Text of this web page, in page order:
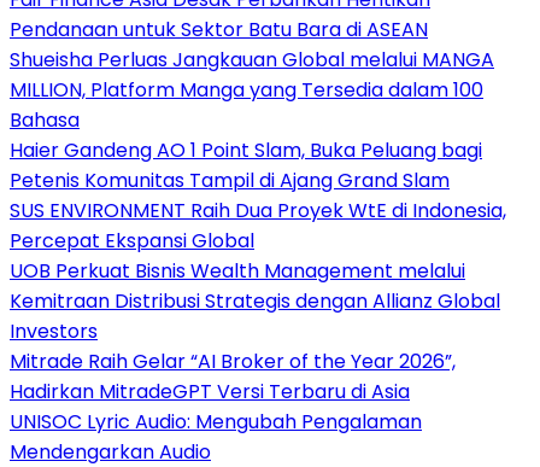
Pendanaan untuk Sektor Batu Bara di ASEAN
Shueisha Perluas Jangkauan Global melalui MANGA
MILLION, Platform Manga yang Tersedia dalam 100
Bahasa
Haier Gandeng AO 1 Point Slam, Buka Peluang bagi
Petenis Komunitas Tampil di Ajang Grand Slam
SUS ENVIRONMENT Raih Dua Proyek WtE di Indonesia,
Percepat Ekspansi Global
UOB Perkuat Bisnis Wealth Management melalui
Kemitraan Distribusi Strategis dengan Allianz Global
Investors
Mitrade Raih Gelar “AI Broker of the Year 2026”,
Hadirkan MitradeGPT Versi Terbaru di Asia
UNISOC Lyric Audio: Mengubah Pengalaman
Mendengarkan Audio